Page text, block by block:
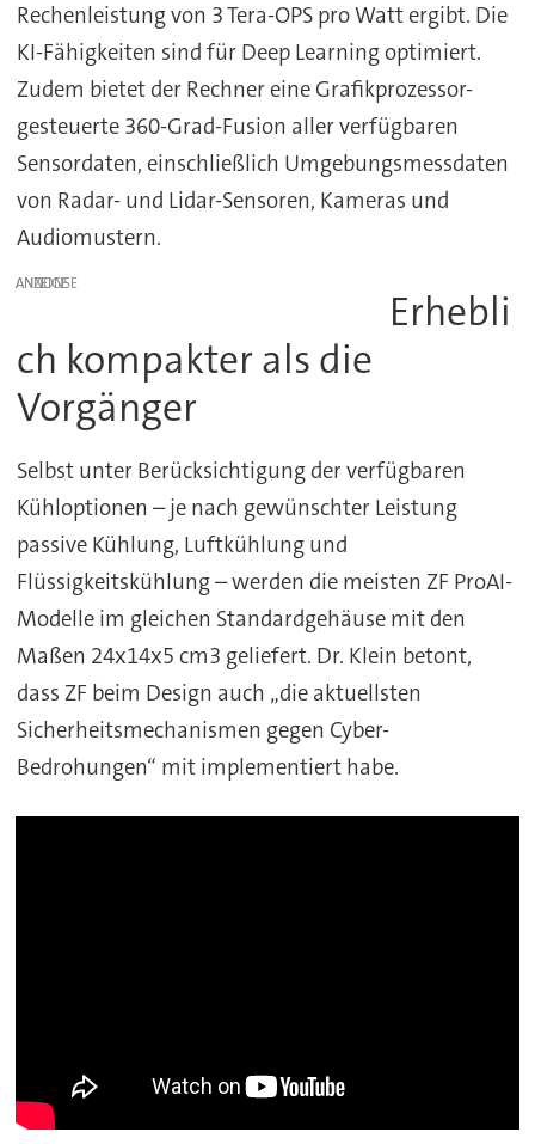
Rechenleistung von 3 Tera-OPS pro Watt ergibt. Die
KI-Fähigkeiten sind für Deep Learning optimiert.
Zudem bietet der Rechner eine Grafikprozessor-
gesteuerte 360-Grad-Fusion aller verfügbaren
Sensordaten, einschließlich Umgebungsmessdaten
von Radar- und Lidar-Sensoren, Kameras und
Audiomustern.
ANZEIGE
Erhebli
ch kompakter als die
Vorgänger
Selbst unter Berücksichtigung der verfügbaren
Kühloptionen – je nach gewünschter Leistung
passive Kühlung, Luftkühlung und
Flüssigkeitskühlung – werden die meisten ZF ProAI-
Modelle im gleichen Standardgehäuse mit den
Maßen 24x14x5 cm3 geliefert. Dr. Klein betont,
dass ZF beim Design auch „die aktuellsten
Sicherheitsmechanismen gegen Cyber-
Bedrohungen“ mit implementiert habe.